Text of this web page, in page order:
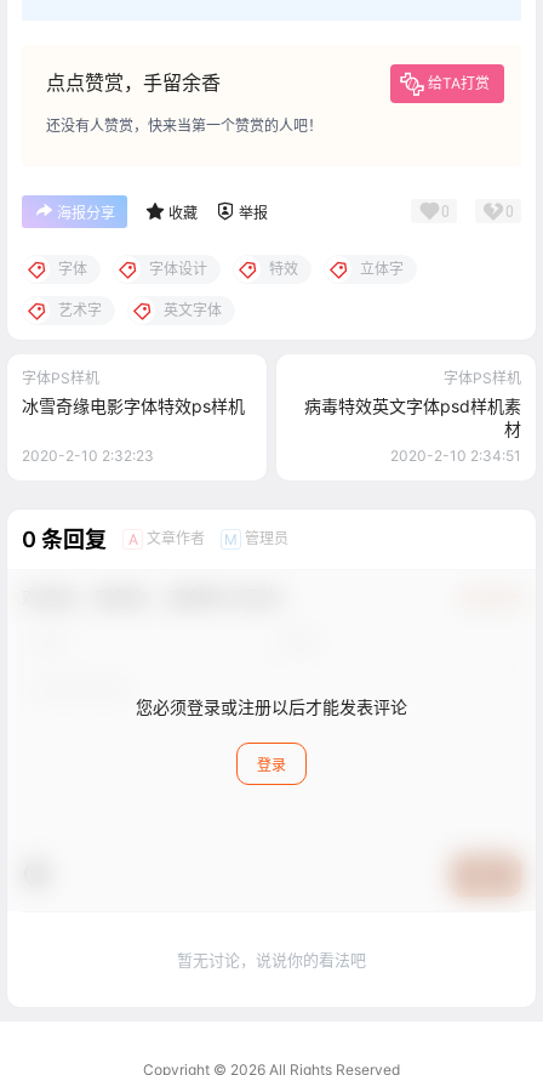
点点赞赏，手留余香 给TA打赏
还没有人赞赏，快来当第一个赞赏的人吧！
海报分享 收藏 举报 0 0
字体 字体设计 特效 立体字
艺术字 英文字体
字体PS样机
冰雪奇缘电影字体特效ps样机
2020-2-10 2:32:23
字体PS样机
病毒特效英文字体psd样机素
材
2020-2-10 2:34:51
0 条回复 A 文章作者 M 管理员
您必须登录或注册以后才能发表评论
登录
暂无讨论，说说你的看法吧
Copyright © 2026 All Rights Reserved